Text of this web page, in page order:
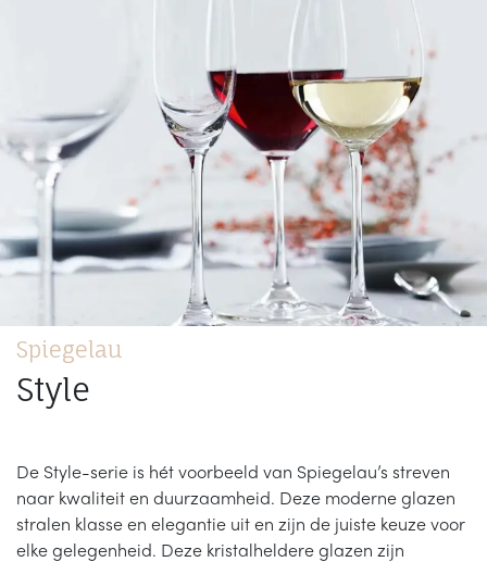
Spiegelau
Style
De Style-serie is hét voorbeeld van Spiegelau’s streven
naar kwaliteit en duurzaamheid. Deze moderne glazen
stralen klasse en elegantie uit en zijn de juiste keuze voor
elke gelegenheid. Deze kristalheldere glazen zijn